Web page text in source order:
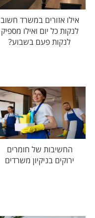
אילו אזורים במשרד חשוב
לנקות כל יום ואילו מספיק
לנקות פעם בשבוע?
החשיבות של חומרים
ירוקים בניקיון משרדים